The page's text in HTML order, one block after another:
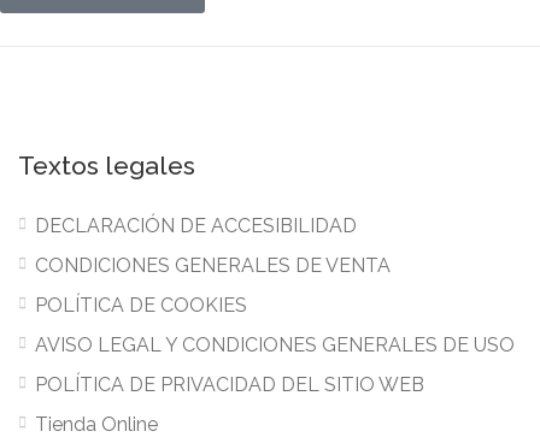
Textos legales
DECLARACIÓN DE ACCESIBILIDAD
CONDICIONES GENERALES DE VENTA
POLÍTICA DE COOKIES
AVISO LEGAL Y CONDICIONES GENERALES DE USO
POLÍTICA DE PRIVACIDAD DEL SITIO WEB
Tienda Online